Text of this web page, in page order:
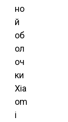
но
й
об
ол
оч
ки
Xia
om
i